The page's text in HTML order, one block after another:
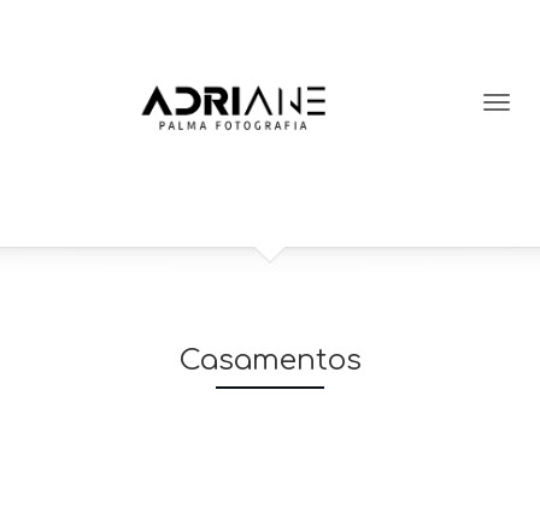
Casamentos